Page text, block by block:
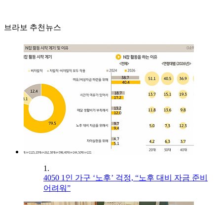
브라보 추천뉴스
1.
4050 1인 가구 ‘노후’ 걱정, “노후 대비 자금 준비
어려워”